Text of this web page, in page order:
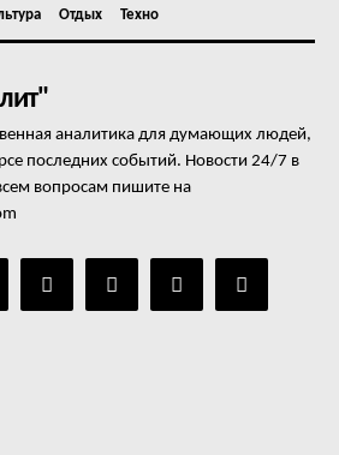
Отдых Техно
аналитика для думающих людей,
последних событий. Новости 24/7 в
вопросам пишите на